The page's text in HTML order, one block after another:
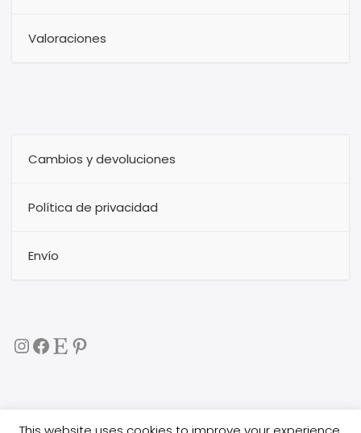
Valoraciones
Cambios y devoluciones
Política de privacidad
Envío
Instagram
Facebook
EtsyPinterest